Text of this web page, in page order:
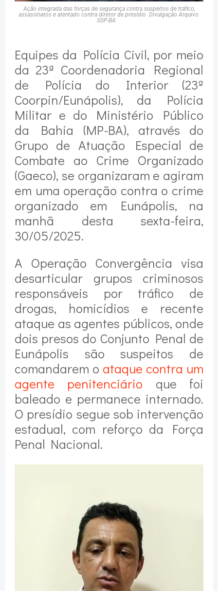
Ação integrada das forças de segurança contra suspeitos de tráfico,
assassinatos e atentado contra diretor de presídio Divulgação Arquivo
SSP-BA
Equipes da Polícia Civil, por meio
da 23ª Coordenadoria Regional
de Polícia do Interior (23ª
Coorpin/Eunápolis), da Polícia
Militar e do Ministério Público
da Bahia (MP-BA), através do
Grupo de Atuação Especial de
Combate ao Crime Organizado
(Gaeco), se organizaram e agiram
em uma operação contra o crime
organizado em Eunápolis, na
manhã desta sexta-feira,
30/05/2025.
A Operação Convergência visa
desarticular grupos criminosos
responsáveis por tráfico de
drogas, homicídios e recente
ataque as agentes públicos, onde
dois presos do Conjunto Penal de
Eunápolis são suspeitos de
comandarem o ataque contra um
agente penitenciário que foi
baleado e permanece internado.
O presídio segue sob intervenção
estadual, com reforço da Força
Penal Nacional.